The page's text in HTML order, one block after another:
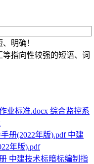
明确！
指向性较强的短语、词
综合监控系
中建
年版).pdf
中建技术标暗标编制指